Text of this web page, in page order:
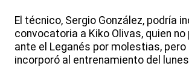
El técnico, Sergio González, podría
convocatoria a Kiko Olivas, quien no
ante el Leganés por molestias, pero
incorporó al entrenamiento del